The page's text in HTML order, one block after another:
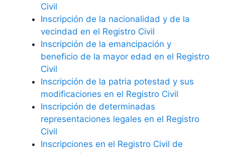
Civil
Inscripción de la nacionalidad y de la
vecindad en el Registro Civil
Inscripción de la emancipación y
beneficio de la mayor edad en el Registro
Civil
Inscripción de la patria potestad y sus
modificaciones en el Registro Civil
Inscripción de determinadas
representaciones legales en el Registro
Civil
Inscripciones en el Registro Civil de